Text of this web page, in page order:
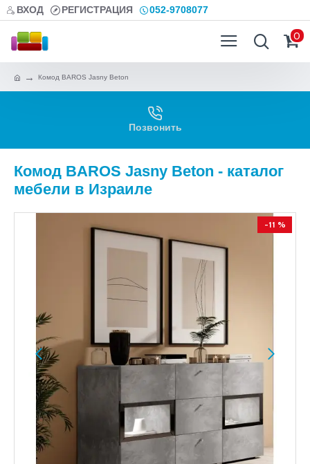
ВХОД РЕГИСТРАЦИЯ 052-9708077
0
Комод BAROS Jasny Beton
Позвонить
Комод BAROS Jasny Beton - каталог
мебели в Израиле
-11 %